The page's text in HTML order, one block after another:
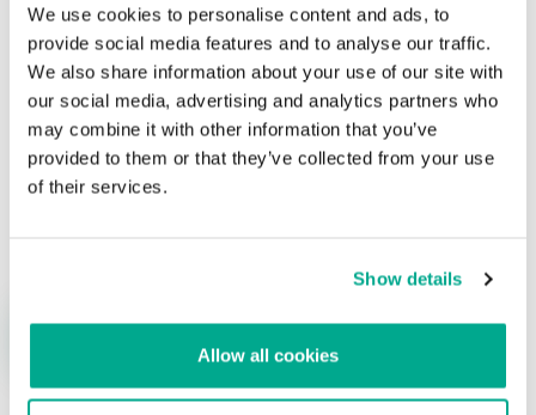
We use cookies to personalise content and ads, to
provide social media features and to analyse our traffic.
We also share information about your use of our site with
our social media, advertising and analytics partners who
may combine it with other information that you’ve
provided to them or that they’ve collected from your use
of their services.
Show details
Allow all cookies
campos obligatorios están marcados con*